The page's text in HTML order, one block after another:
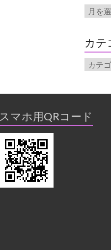
ア
ー
イ
ブ
カテ
カ
テ
スマホ用QRコード